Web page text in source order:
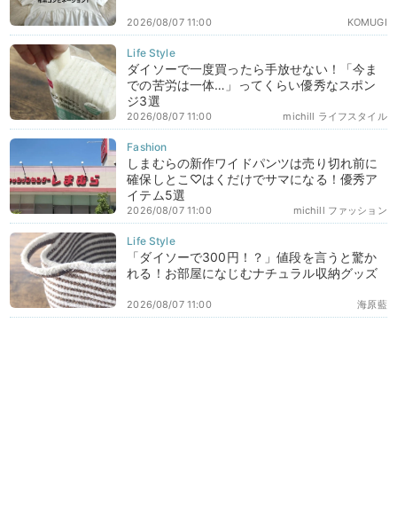
KOMUGI
2026/08/07 11:00
ダイソーで一度買ったら手放せない！「今ま
での苦労は一体…」ってくらい優秀なスポン
ジ3選
michill ライフスタイル
2026/08/07 11:00
しまむらの新作ワイドパンツは売り切れ前に
確保しとこ♡はくだけでサマになる！優秀ア
イテム5選
michill ファッション
2026/08/07 11:00
「ダイソーで300円！？」値段を言うと驚か
れる！お部屋になじむナチュラル収納グッズ
海原藍
2026/08/07 11:00